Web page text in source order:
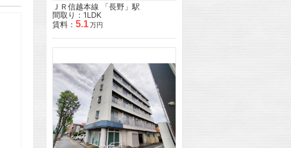
ＪＲ信越本線 「長野 」駅
間取り：1LDK
賃料： 5.1万円
2